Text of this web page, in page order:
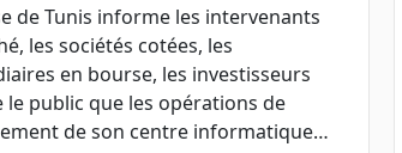
de Tunis informe les intervenants
les sociétés cotées, les
en bourse, les investisseurs
le public que les opérations de
de son centre informatique